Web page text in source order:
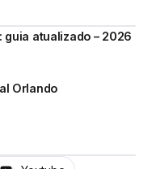
guia atualizado – 2026
Orlando